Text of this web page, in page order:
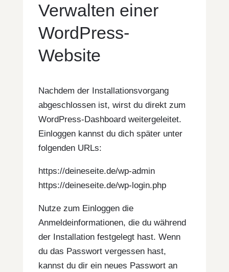
Verwalten einer
WordPress-
Website
Nachdem der Installationsvorgang
abgeschlossen ist, wirst du direkt zum
WordPress-Dashboard weitergeleitet.
Einloggen kannst du dich später unter
folgenden URLs:
https://deineseite.de/wp-admin
https://deineseite.de/wp-login.php
Nutze zum Einloggen die
Anmeldeinformationen, die du während
der Installation festgelegt hast. Wenn
du das Passwort vergessen hast,
kannst du dir ein neues Passwort an